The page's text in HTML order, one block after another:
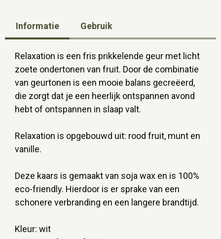
Informatie Gebruik
Relaxation is een fris prikkelende geur met licht
zoete ondertonen van fruit. Door de combinatie
van geurtonen is een mooie balans gecreëerd,
die zorgt dat je een heerlijk ontspannen avond
hebt of ontspannen in slaap valt.
Relaxation is opgebouwd uit: rood fruit, munt en
vanille.
Deze kaars is gemaakt van soja wax en is 100%
eco-friendly. Hierdoor is er sprake van een
schonere verbranding en een langere brandtijd.
Kleur: wit